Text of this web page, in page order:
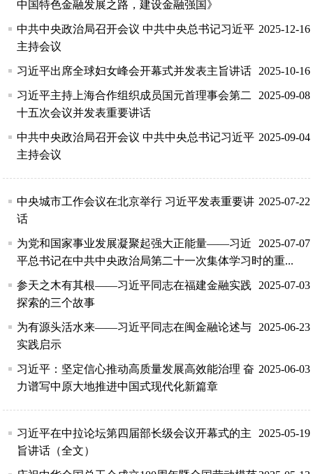
中国特色金融发展之路，建设金融强国》
2025-12-16
中共中央政治局召开会议 中共中央总书记习近平
主持会议
2025-10-16
习近平出席全球妇女峰会开幕式并发表主旨讲话
2025-09-08
习近平主持上海合作组织成员国元首理事会第二
十五次会议并发表重要讲话
2025-09-04
中共中央政治局召开会议 中共中央总书记习近平
主持会议
2025-07-22
中央城市工作会议在北京举行 习近平发表重要讲
话
2025-07-07
为党和国家事业发展凝聚起强大正能量——习近
平总书记在中共中央政治局第二十一次集体学习时的重...
2025-07-03
参天之木有其根——习近平同志在福建金融实践
探索的三个故事
2025-06-23
为有源头活水来——习近平同志在闽金融论述与
实践启示
2025-06-03
习近平：坚定信心推动高质量发展高效能治理 奋
力谱写中原大地推进中国式现代化新篇章
2025-05-19
习近平在中拉论坛第四届部长级会议开幕式的主
旨讲话（全文）